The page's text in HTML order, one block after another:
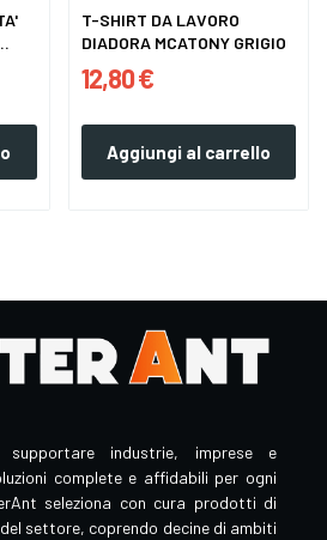
T-SHIRT DA LAVORO
DIADORA MCATONY GRIGIO
12,80 €
Aggiungi al carrello
industrie, imprese e
complete e affidabili per ogni
seleziona con cura prodotti di
settore, coprendo decine di ambiti